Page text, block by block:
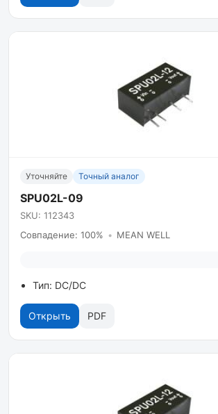
Уточняйте Точный аналог
SPU02L-09
SKU: 112343
Совпадение: 100% • MEAN WELL
Тип: DC/DC
Открыть PDF